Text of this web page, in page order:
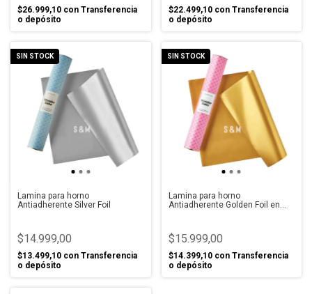
$26.999,10 con Transferencia
o depósito
$22.499,10 con Transferencia
o depósito
SIN STOCK
Lamina para horno
Antiadherente Silver Foil
$14.999,00
$13.499,10 con Transferencia
o depósito
SIN STOCK
Lamina para horno
Antiadherente Golden Foil en
$15.999,00
$14.399,10 con Transferencia
o depósito